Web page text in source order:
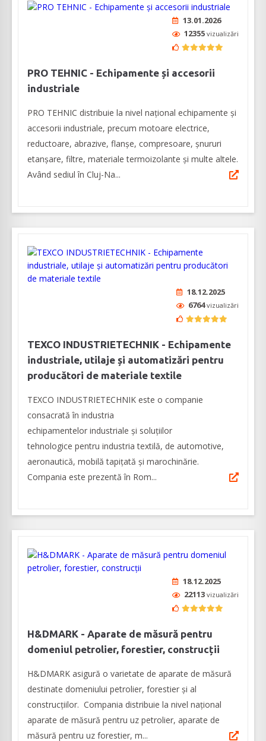
13.01.2026
12355 vizualizări
PRO TEHNIC - Echipamente și accesorii
industriale
PRO TEHNIC distribuie la nivel național echipamente și
accesorii industriale, precum motoare electrice,
reductoare, abrazive, flanșe, compresoare, șnururi
etanșare, filtre, materiale termoizolante și multe altele.
Având sediul în Cluj-Na...
18.12.2025
6764vizualizări
TEXCO INDUSTRIETECHNIK - Echipamente
industriale, utilaje și automatizări pentru
producători de materiale textile
TEXCO INDUSTRIETECHNIK este o companie
consacrată în industria
echipamentelor industriale și soluțiilor
tehnologice pentru industria textilă, de automotive,
aeronautică, mobilă tapițată și marochinărie.
Compania este prezentă în Rom...
18.12.2025
22113 vizualizări
H&DMARK - Aparate de măsură pentru
domeniul petrolier, forestier, construcții
H&DMARK asigură o varietate de aparate de măsură
destinate domeniului petrolier, forestier și al
construcțiilor. Compania distribuie la nivel național
aparate de măsură pentru uz petrolier, aparate de
măsură pentru uz forestier, m...